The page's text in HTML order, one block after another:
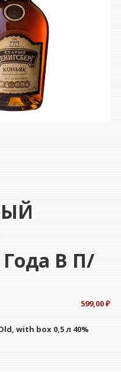
Года В П/
599,00₽
with box0,5 л 40%